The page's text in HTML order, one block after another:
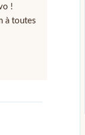
!
à toutes